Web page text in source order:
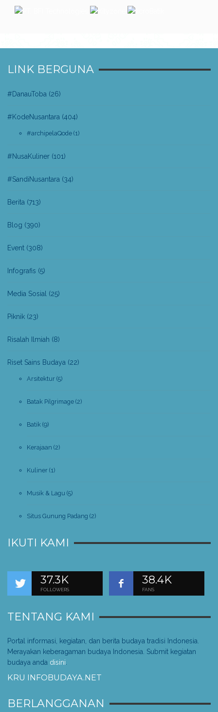
LINK BERGUNA
#DanauToba (26)
#KodeNusantara (404)
#archipelaQode (1)
#NusaKuliner (101)
#SandiNusantara (34)
Berita (713)
Blog (390)
Event (308)
Infografis (5)
Media Sosial (25)
Piknik (23)
Risalah Ilmiah (8)
Riset Sains Budaya (22)
Arsitektur (5)
Batak Pilgrimage (2)
Batik (9)
Kerajaan (2)
Kuliner (1)
Musik & Lagu (5)
Situs Gunung Padang (2)
IKUTI KAMI
37.3K
FOLLOWERS
38.4K
FANS
TENTANG KAMI
Portal informasi, kegiatan, dan berita budaya tradisi Indonesia.
Merayakan keberagaman budaya Indonesia. Submit kegiatan
budaya anda disini.
KRU INFOBUDAYA.NET
BERLANGGANAN